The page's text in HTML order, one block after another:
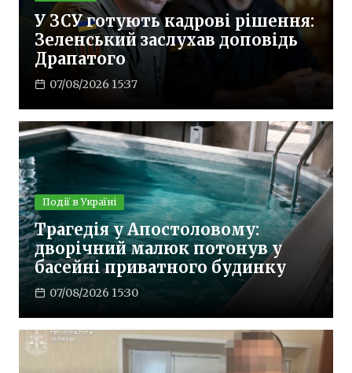
У ЗСУ готують кадрові рішення:
Зеленський заслухав доповідь
Драпатого
07/08/2026 15:37
Події в Україні
Трагедія у Апостоловому:
дворічний малюк потонув у
басейні приватного будинку
07/08/2026 15:30